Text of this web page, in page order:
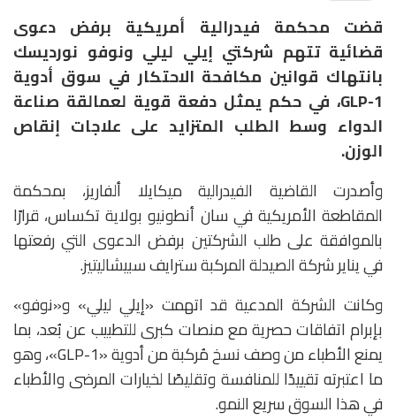
قضت محكمة فيدرالية أمريكية برفض دعوى
قضائية تتهم شركتي إيلي ليلي ونوفو نورديسك
بانتهاك قوانين مكافحة الاحتكار في سوق أدوية
GLP-1، في حكم يمثل دفعة قوية لعمالقة صناعة
الدواء وسط الطلب المتزايد على علاجات إنقاص
الوزن.
وأصدرت القاضية الفيدرالية ميكايلا ألفاريز، بمحكمة
المقاطعة الأمريكية في سان أنطونيو بولاية تكساس، قرارًا
بالموافقة على طلب الشركتين برفض الدعوى التي رفعتها
في يناير شركة الصيدلة المركبةسترايف سبيشاليتيز.
وكانت الشركة المدعية قد اتهمت «إيلي ليلي» و«نوفو»
بإبرام اتفاقات حصرية مع منصات كبرى للتطبيب عن بُعد، بما
يمنع الأطباء من وصف نسخ مُركبة من أدوية «GLP-1»، وهو
ما اعتبرته تقييدًا للمنافسة وتقليصًا لخيارات المرضى والأطباء
في هذا السوق سريع النمو.